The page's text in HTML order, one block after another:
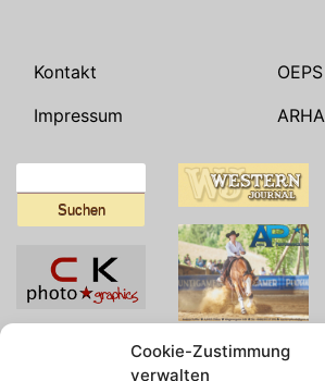
Cookie-Zustimmung
verwalten
Kontakt
Impressum
OEPS
ARHA
nach: